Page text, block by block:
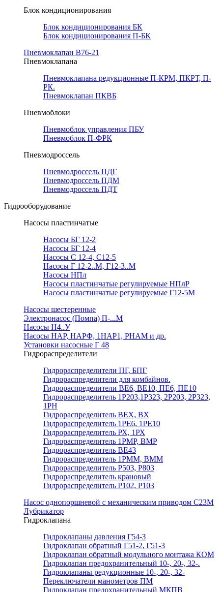
Блок кондиционирования
Блок кондиционирования БК
Блок кондиционирования П-БК
Пневмоклапан В76-21
Пневмоклапана
Пневмоклапана редукционные П-КРМ, ПКРТ, П-
РК.
Пневмоклапан ПКВБ
Пневмоблоки
Пневмоблок управления ПБУ
Пневмоблок П-ФРК
Пневмодроссель
Пневмодроссель ПДГ
Пневмодроссель ПДМ
Пневмодроссель ПДТ
Гидрооборудование
Насосы пластинчатые
Насосы БГ 12-2
Насосы БГ 12-4
Насосы С 12-4, С12-5
Насосы Г 12-2..М, Г12-3..М
Насосы НПл
Насосы пластинчатые регулируемые НПлР
Насосы пластинчатые регулируемые Г12-5М
Насосы шестеренные
Электронасос (Помпа) П-...М
Насосы Н4..У
Насосы НАР, НАРФ, 1НАР1, РНАМ и др.
Установки насосные Г 48
Гидрораспределители
Гидрораспределители ПГ, БПГ
Гидрораспределители для комбайнов.
Гидрораспределители ВЕ6, ВЕ10, ПЕ6, ПЕ10
Гидрораспределитель 1Р203,1Р323, 2Р203, 2Р323,
1РН
Гидрораспределитель ВЕХ, ВХ
Гидрораспределитель 1РЕ6, 1РЕ10
Гидрораспределитель РХ, 1РХ
Гидрораспределитель 1РМР, ВМР
Гидрораспределитель ВЕ43
Гидрораспределитель 1РММ, ВММ
Гидрораспределитель Р503, Р803
Гидрораспределитель крановый
Гидрораспределитель Р102, Р103
Насос однопоршневой с механическим приводом С23М
Лубрикатор
Гидроклапана
Гидроклапаны давления Г54-3
Гидроклапан обратный Г51-2, Г51-3
Гидроклапан обратный модульного монтажа КОМ
Гидроклапан предохранительный 10-, 20-, 32-.
Гидроклапаны редукционные 10-, 20-, 32-
Переключатели манометров ПМ
Гидроклапан предохранительный МКПВ